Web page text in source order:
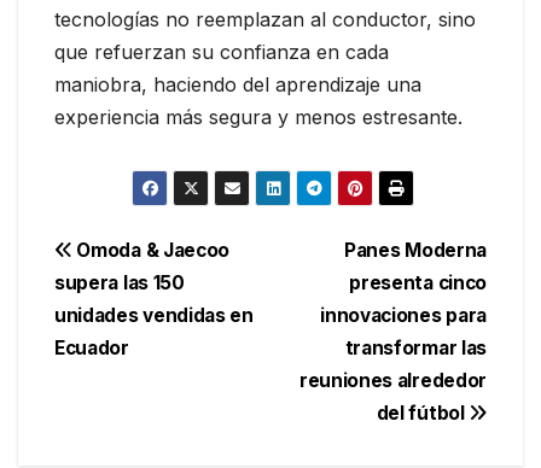
tecnologías no reemplazan al conductor, sino
que refuerzan su confianza en cada
maniobra, haciendo del aprendizaje una
experiencia más segura y menos estresante.
Navegación
de
entradas
Panes Moderna
presenta cinco
innovaciones para
transformar las
reuniones alrededor
del fútbol
Omoda & Jaecoo
supera las 150
unidades vendidas en
Ecuador